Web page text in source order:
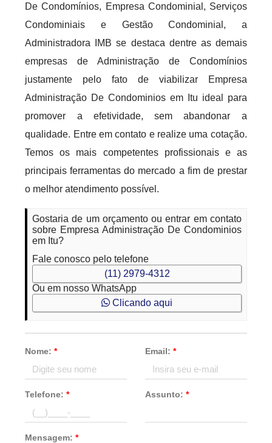
De Condomínios, Empresa Condominial, Serviços
Condominiais e Gestão Condominial, a
Administradora IMB se destaca dentre as demais
empresas de Administração de Condomínios
justamente pelo fato de viabilizar Empresa
Administração De Condominios em Itu ideal para
promover a efetividade, sem abandonar a
qualidade. Entre em contato e realize uma cotação.
Temos os mais competentes profissionais e as
principais ferramentas do mercado a fim de prestar
o melhor atendimento possível.
Gostaria de um orçamento ou entrar em contato
sobre Empresa Administração De Condominios
em Itu?
Fale conosco pelo telefone
(11) 2979-4312
Ou em nosso WhatsApp
Clicando aqui
Nome:* Email: *
Telefone:* Assunto: *
Mensagem:*